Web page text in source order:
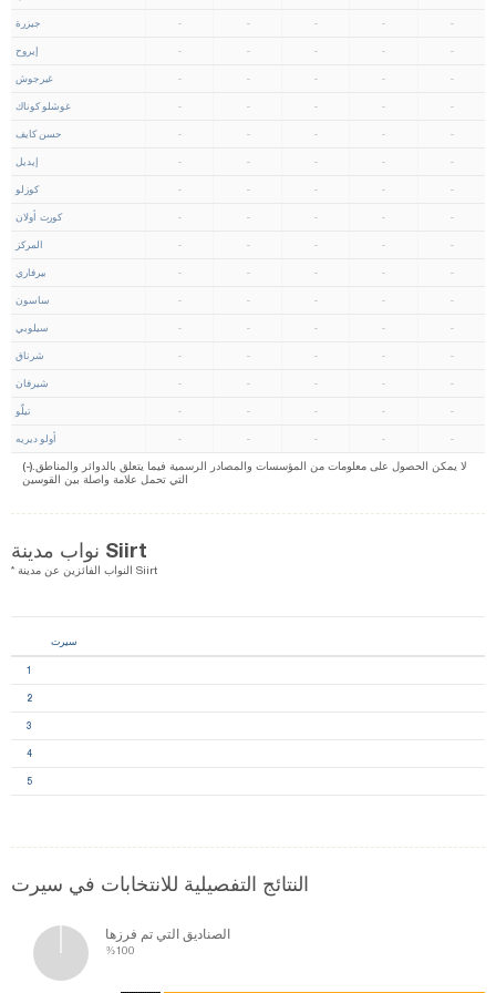
جيزرة - - - - -
إيروح - - - - -
غيرجوش - - - - -
غوشلو كوناك - - - - -
حسن كايف - - - - -
إيديل - - - - -
كوزلو - - - - -
كورت أولان - - - - -
المركز - - - - -
بيرفاري - - - - -
ساسون - - - - -
سيلوبي - - - - -
شرناق - - - - -
شيرفان - - - - -
تيلّو - - - - -
أولو ديريه - - - - -
(-).لا يمكن الحصول على معلومات من المؤسسات والمصادر الرسمية فيما يتعلق بالدوائر والمناطق
التي تحمل علامة واصلة بين القوسين
نواب مدينة Siirt
* النواب الفائزين عن مدينة Siirt
سيرت
1
2
3
4
5
النتائج التفصيلية للانتخابات في سيرت
الصناديق التي تم فرزها
%100